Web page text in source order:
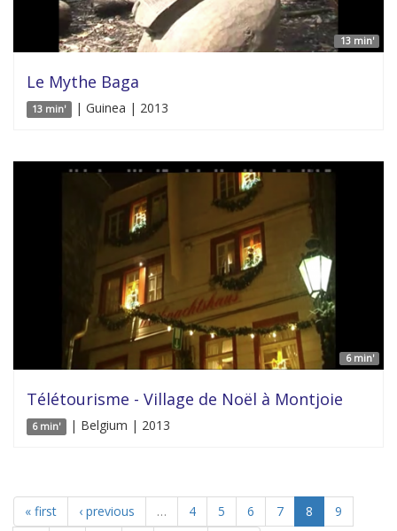
13 min'
Le Mythe Baga
13 min' | Guinea | 2013
6 min'
Télétourisme - Village de Noël à Montjoie
6 min' | Belgium | 2013
« first ‹ previous … 4 5 6 7 8
9